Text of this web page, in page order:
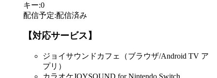
キー:0
配信予定:配信済み
【対応サービス】
ジョイサウンドカフェ（ブラウザ/Android TV ア
プリ）